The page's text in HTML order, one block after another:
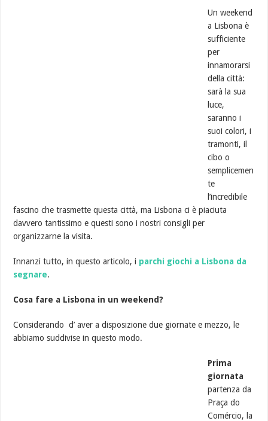
Un weekend
a Lisbona è
sufficiente
per
innamorarsi
della città:
sarà la sua
luce,
saranno i
suoi colori, i
tramonti, il
cibo o
semplicemen
te
l’incredibile
fascino che trasmette questa città, ma Lisbona ci è piaciuta
davvero tantissimo e questi sono i nostri consigli per
organizzarne la visita.
Innanzi tutto, in questo articolo, i parchi giochi a Lisbona da
segnare.
Cosa fare a Lisbona in un weekend?
Considerando d’ aver a disposizione due giornate e mezzo, le
abbiamo suddivise in questo modo.
Prima
giornata
partenza da
Praça do
Comércio, la